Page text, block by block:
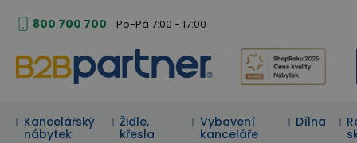
800 700 700 Po-Pá 7:00 - 17:00
Kancelářský
nábytek
Židle,
křesla
Vybavení
kanceláře
Dílna